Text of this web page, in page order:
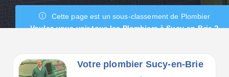
Cette page est un sous-classement de Plombier
Voulez-vous voir tous les Plombiers à Sucy-en-Brie ?
Votre plombier Sucy-en-Brie